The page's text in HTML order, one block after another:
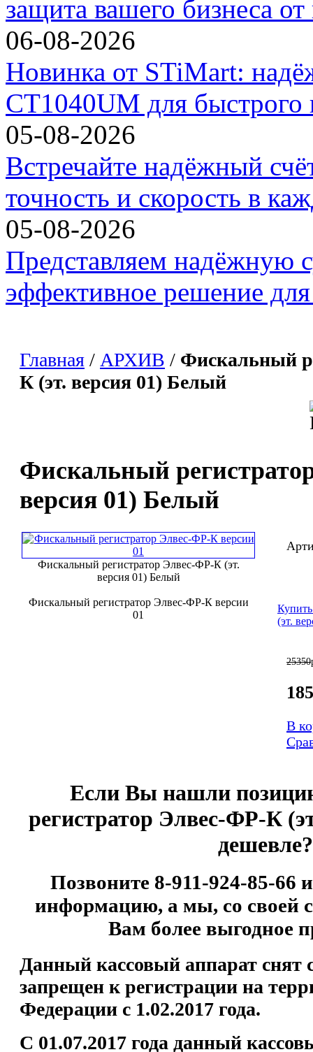
защита вашего бизнеса
06-08-2026
Новинка от STiMart:
CT1040UM для быстрого
05-08-2026
Встречайте надёжный
точность и скорость в
05-08-2026
Представляем
эффективное решение
Главная / АРХИВ / Фискальный
К (эт. версия 01) Белый
Фискальный
версия 01) Белый
Фискальный регистратор Элвес-ФР-К (эт.
версия 01) Белый
Фискальный регистратор Элвес-ФР-К версии
01
(эт.
25350
В
Если Вы нашли
регистратор Элвес-ФР-К
дешевле?
Позвоните 8-911-924-85-66
информацию, а мы, со своей
Вам более выгодное
Данный кассовый аппарат снят
запрещен к регистрации на
Федерации с 1.02.2017 года.
С 01.07.2017 года данный